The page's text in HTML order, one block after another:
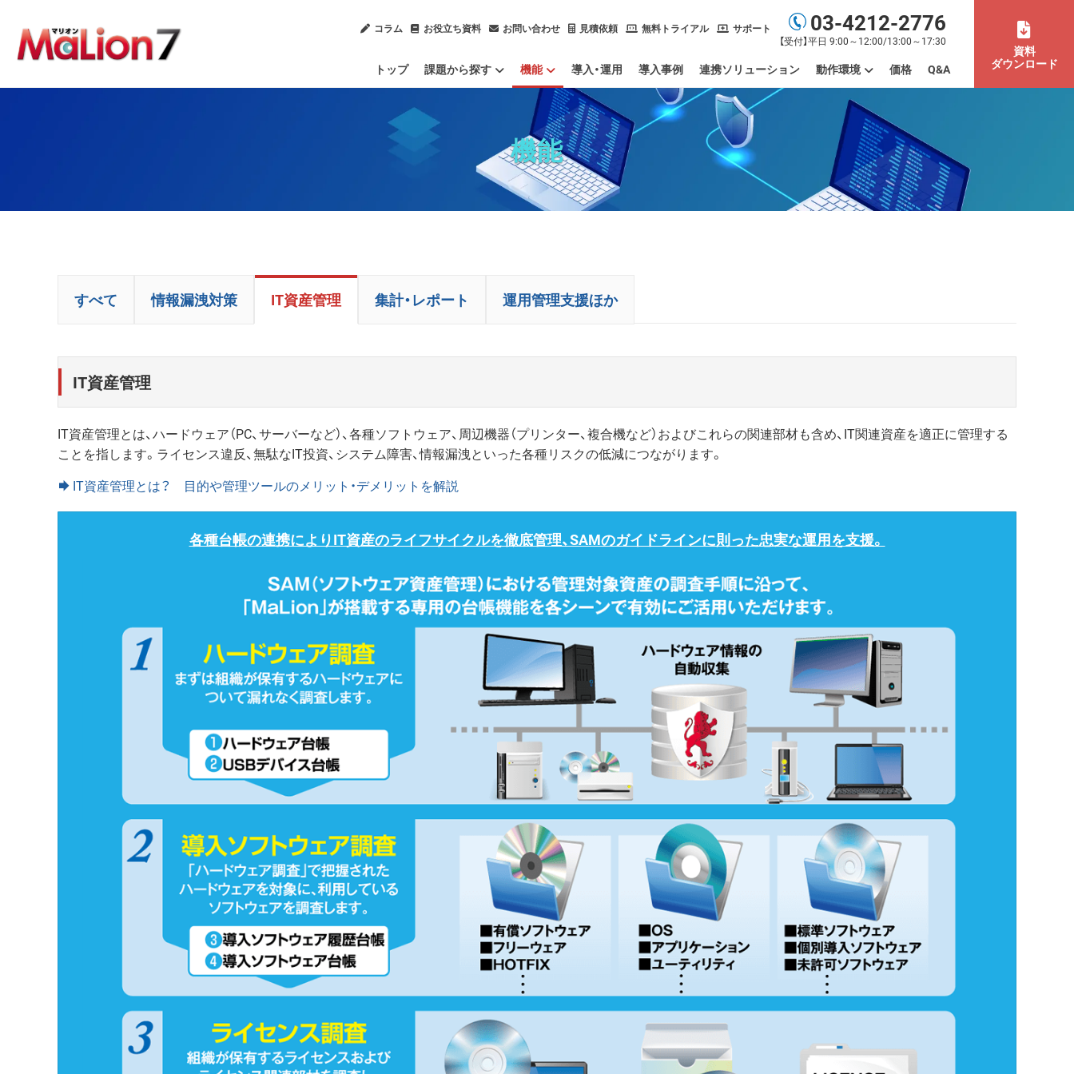
コラム お役立ち資料 お問い合わせ 見積依頼 無料トライアル サポート 03-4212-2776
【受付】平日 9:00～12:00/13:00～17:30
トップ 課題から探す
業務用端末の利用場所まで管理したい
内部不正による情報漏洩を防止したい Mac端末もまとめて管理したい
ChatGPTのセキュリティ対策をしたい 社内のデバイスを一元管理したい
ソフトウェアのライセンスを管理したい OSアップデートやパッチを管理したい
IT資産管理ツールをクラウド化したい PマークやISMS認証取得を効率化したい
社内ヘルプデスク業務を効率化したい PCログを活用したい
残業（長時間労働）を管理したい
機能
情報漏洩対策
IT資産管理
集計・レポート
運用管理支援ほか
導入・運用 導入事例 連携ソリューション 動作環境
動作環境
制限事項
価格 Q&A
資料
ダウンロード
機能
すべて 情報漏洩対策 IT資産管理 集計・レポート 運用管理支援ほか
IT資産管理
IT資産管理とは、ハードウェア（PC、サーバーなど）、各種ソフトウェア、周辺機器（プリンター、複合機など）およびこれらの関連部材も含め、IT関連資産を適正に管理する
ことを指します。ライセンス違反、無駄なIT投資、システム障害、情報漏洩といった各種リスクの低減につながります。
IT資産管理とは？ 目的や管理ツールのメリット・デメリットを解説
各種台帳の連携によりIT資産のライフサイクルを徹底管理、SAMのガイドラインに則った忠実な運用を支援。